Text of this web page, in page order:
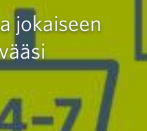
jokaiseen